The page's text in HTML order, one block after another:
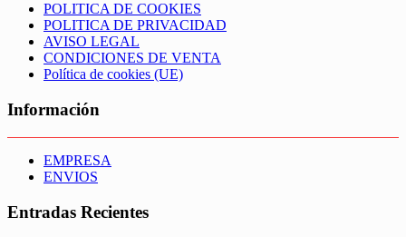
POLITICA DE COOKIES
POLITICA DE PRIVACIDAD
AVISO LEGAL
CONDICIONES DE VENTA
Política de cookies (UE)
Información
EMPRESA
ENVIOS
Entradas Recientes